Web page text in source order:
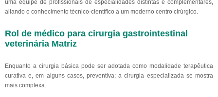
uma equipe de profissionais de especialidades distintas e complementares,
aliando o conhecimento técnico-científico a um moderno centro cirúrgico.
Rol de médico para cirurgia gastrointestinal
veterinária Matriz
Enquanto a cirurgia básica pode ser adotada como modalidade terapêutica
curativa e, em alguns casos, preventiva; a cirurgia especializada se mostra
mais complexa.